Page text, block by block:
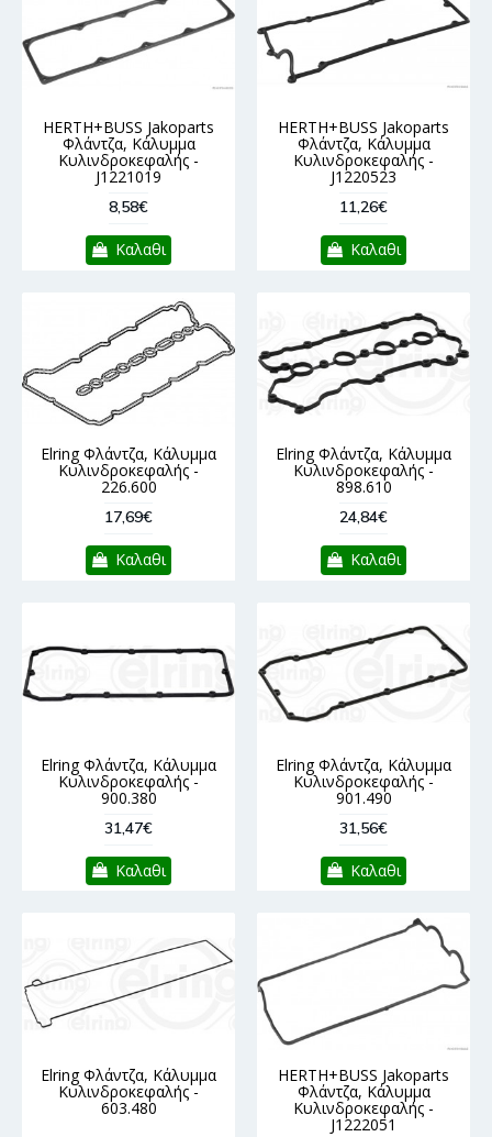
HERTH+BUSS Jakoparts
Φλάντζα, Κάλυμμα
Κυλινδροκεφαλής -
J1221019
8,58€
Καλαθι
HERTH+BUSS Jakoparts
Φλάντζα, Κάλυμμα
Κυλινδροκεφαλής -
J1220523
11,26€
Καλαθι
Elring Φλάντζα, Κάλυμμα
Κυλινδροκεφαλής -
226.600
17,69€
Καλαθι
Elring Φλάντζα, Κάλυμμα
Κυλινδροκεφαλής -
898.610
24,84€
Καλαθι
Elring Φλάντζα, Κάλυμμα
Κυλινδροκεφαλής -
900.380
31,47€
Καλαθι
Elring Φλάντζα, Κάλυμμα
Κυλινδροκεφαλής -
901.490
31,56€
Καλαθι
Elring Φλάντζα, Κάλυμμα
Κυλινδροκεφαλής -
603.480
HERTH+BUSS Jakoparts
Φλάντζα, Κάλυμμα
Κυλινδροκεφαλής -
J1222051